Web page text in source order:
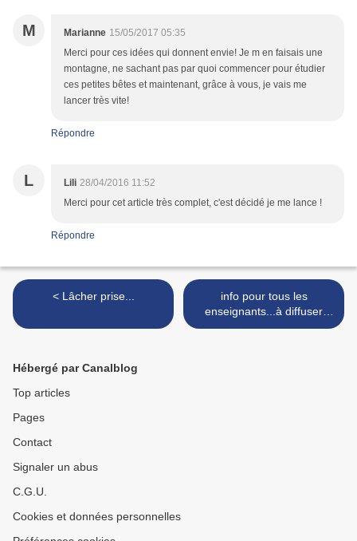
M Marianne 15/05/2017 05:35
Merci pour ces idées qui donnent envie! Je m en faisais une
montagne, ne sachant pas par quoi commencer pour étudier
ces petites bêtes et maintenant, grâce à vous, je vais me
lancer très vite!
Répondre
L Lili 28/04/2016 11:52
Merci pour cet article très complet, c'est décidé je me lance !
Répondre
< Lâcher prise...
info pour tous les
enseignants...à diffuser
autour de vous >
Hébergé par Canalblog
Top articles
Pages
Contact
Signaler un abus
C.G.U.
Cookies et données personnelles